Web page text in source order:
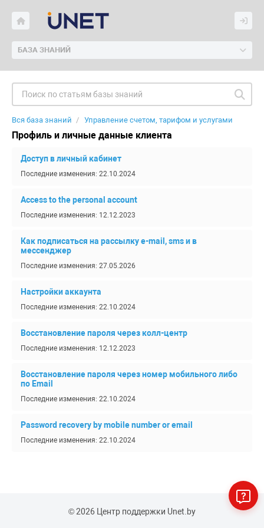
БАЗА ЗНАНИЙ
Вся база знаний Управление счетом, тарифом и услугами
Профиль и личные данные клиента
Доступ в личный кабинет
Последние изменения: 22.10.2024
Access to the personal account
Последние изменения: 12.12.2023
Как подписаться на рассылку e-mail, sms и в
мессенджер
Последние изменения: 27.05.2026
Настройки аккаунта
Последние изменения: 22.10.2024
Восстановление пароля через колл-центр
Последние изменения: 12.12.2023
Восстановление пароля через номер мобильного либо
по Еmail
Последние изменения: 22.10.2024
Password recovery by mobile number or email
Последние изменения: 22.10.2024
© 2026 Центр поддержки Unet.by